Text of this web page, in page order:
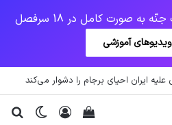
صورت کامل در 18 سرفصل
آموزشی
تغییر ورود
دیدن سبد خرید